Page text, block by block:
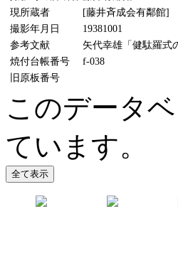
現所蔵者
[藤井斉成会有鄰館]
撮影年月日
19381001
参考文献
矢代幸雄「健駄羅式
焼付台帳番号
f-038
旧原板番号
このデータ
ています。